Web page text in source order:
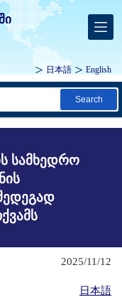
日本語 English
Search
სამხედრო
2025/11/12
日本語